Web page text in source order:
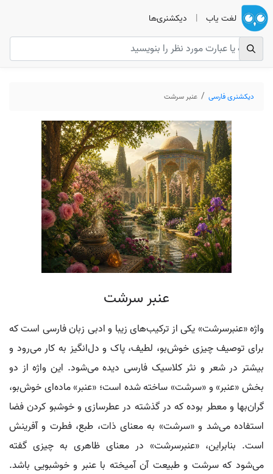
لغت یاب | دیکشنری‌ها
دیکشنری فارسی عنبر سرشت
عنبر سرشت
واژه «عنبرسرشت» یکی از ترکیب‌های زیبا و ادبی زبان فارسی است که
برای توصیف چیزی خوش‌بو، لطیف، پاک و دل‌انگیز به کار می‌رود و
بیشتر در شعر و نثر کلاسیک فارسی دیده می‌شود. این واژه از دو
بخش «عنبر» و «سرشت» ساخته شده است؛ «عنبر» ماده‌ای خوش‌بو،
گران‌بها و معطر بوده که در گذشته در عطرسازی و خوشبو کردن فضا
استفاده می‌شد و «سرشت» به معنای ذات، طبع، فطرت و آفرینش
است. بنابراین، «عنبرسرشت» در معنای ظاهری به چیزی گفته
می‌شود که سرشت و طبیعت آن آمیخته با عنبر و خوشبویی باشد.